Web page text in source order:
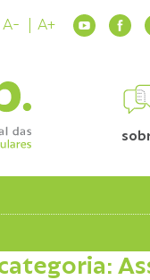
A- A+